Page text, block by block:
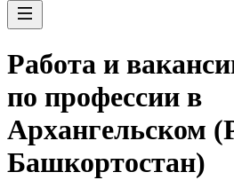
Работа и
по профессии в
Архангельском
Башкортостан)